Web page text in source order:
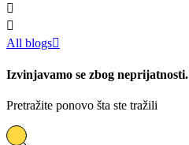


All blogs
Izvinjavamo se zbog neprijatnosti.
Pretražite ponovo šta ste tražili